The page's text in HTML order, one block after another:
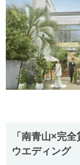
「南青山×完
ウエディング